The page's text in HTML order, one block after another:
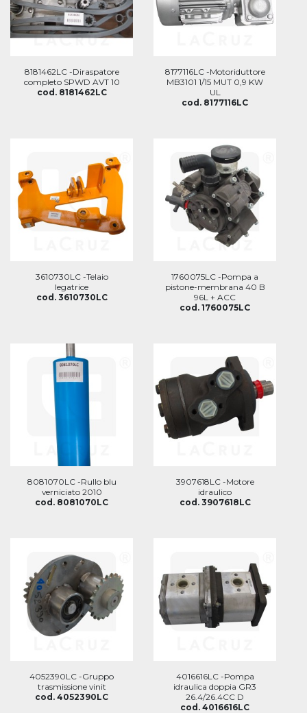
8181462LC -Diraspatore
completo SPWD AVT 10
cod. 8181462LC
8177116LC -Motoriduttore
MB3101 1/15 MUT 0,9 KW
UL
cod. 8177116LC
3610730LC -Telaio
legatrice
cod. 3610730LC
1760075LC -Pompa a
pistone-membrana 40 B
96L + ACC
cod. 1760075LC
8081070LC -Rullo blu
verniciato 2010
cod. 8081070LC
3907618LC -Motore
idraulico
cod. 3907618LC
4052390LC -Gruppo
trasmissione vinit
cod. 4052390LC
4016616LC -Pompa
idraulica doppia GR3
26.4/26.4CC D
cod. 4016616LC